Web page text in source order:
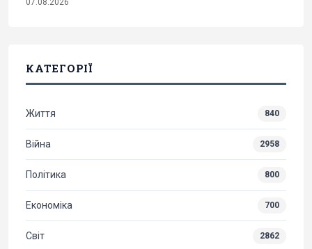
КАТЕГОРІЇ
Життя 840
Війна 2958
Політика 800
Економіка 700
Світ 2862